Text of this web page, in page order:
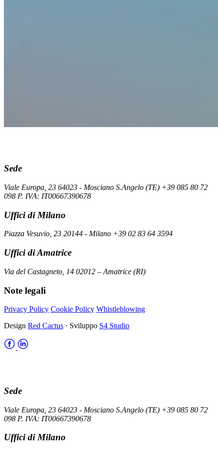
Sede
Viale Europa, 23 64023 - Mosciano S.Angelo (TE) +39 085 80 72
098 P. IVA: IT00667390678
Uffici di Milano
Piazza Vesuvio, 23 20144 - Milano +39 02 83 64 3594
Uffici di Amatrice
Via del Castagneto, 14 02012 – Amatrice (RI)
Note legali
Privacy Policy Cookie Policy Whistleblowing
Design Red Cactus · Sviluppo S4 Studio
Sede
Viale Europa, 23 64023 - Mosciano S.Angelo (TE) +39 085 80 72
098 P. IVA: IT00667390678
Uffici di Milano